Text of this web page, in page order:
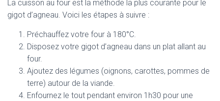
La cuisson au four est la méthode la plus courante pour le
gigot d’agneau. Voici les étapes à suivre :
Préchauffez votre four à 180°C.
Disposez votre gigot d’agneau dans un plat allant au
four.
Ajoutez des légumes (oignons, carottes, pommes de
terre) autour de la viande.
Enfournez le tout pendant environ 1h30 pour une